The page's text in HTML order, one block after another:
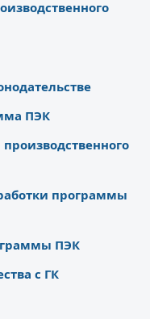
ПЭК
программы
ПЭК
с ГК